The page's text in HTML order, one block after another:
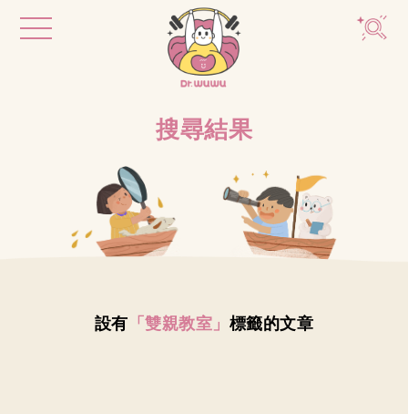
搜尋結果
設有 「雙親教室」 標籤的文章